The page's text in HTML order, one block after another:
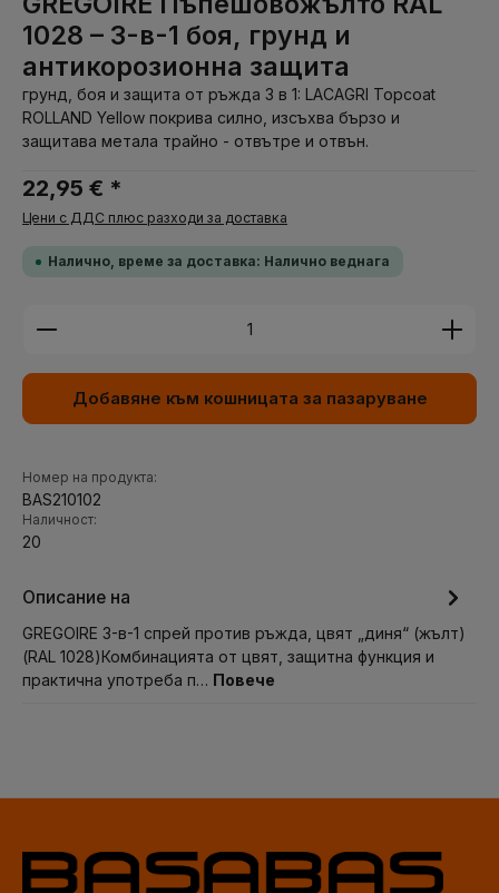
1028 – 3-в-1 боя, грунд и
антикорозионна защита
грунд, боя и защита от ръжда 3 в 1: LACAGRI Topcoat
ROLLAND Yellow покрива силно, изсъхва бързо и
защитава метала трайно - отвътре и отвън.
22,95 € *
Цени с ДДС плюс разходи за доставка
Налично, време за доставка: Налично веднага
Количество на продукта: Въведете желаната
Добавяне към кошницата за пазаруване
Номер на продукта:
BAS210102
Наличност:
20
Описание на
GREGOIRE 3-в-1 спрей против ръжда, цвят „диня“ (жълт)
(RAL 1028)Комбинацията от цвят, защитна функция и
практична употреба п… Повече